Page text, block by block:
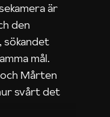
är
den
sökandet
mål.
Mårten
svårt det